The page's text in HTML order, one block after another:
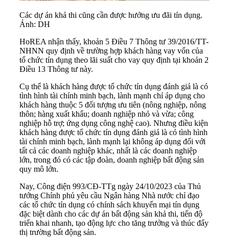
Các dự án khả thi cũng cần được hưởng ưu đãi tín dụng.
Ảnh: DH
HoREA nhận thấy, khoản 5 Điều 7 Thông tư 39/2016/TT-
NHNN quy định về trường hợp khách hàng vay vốn của
tổ chức tín dụng theo lãi suất cho vay quy định tại khoản 2
Điều 13 Thông tư này.
Cụ thể là khách hàng được tổ chức tín dụng đánh giá là có
tình hình tài chính minh bạch, lành mạnh chỉ áp dụng cho
khách hàng thuộc 5 đối tượng ưu tiên (nông nghiệp, nông
thôn; hàng xuất khẩu; doanh nghiệp nhỏ và vừa; công
nghiệp hỗ trợ; ứng dụng công nghệ cao). Nhưng điều kiện
khách hàng được tổ chức tín dụng đánh giá là có tình hình
tài chính minh bạch, lành mạnh lại không áp dụng đối với
tất cả các doanh nghiệp khác, nhất là các doanh nghiệp
lớn, trong đó có các tập đoàn, doanh nghiệp bất động sản
quy mô lớn.
Nay, Công điện 993/CĐ-TTg ngày 24/10/2023 của Thủ
tướng Chính phủ yêu cầu Ngân hàng Nhà nước chỉ đạo
các tổ chức tín dụng có chính sách khuyến mại tín dụng
đặc biệt dành cho các dự án bất động sản khả thi, tiến độ
triển khai nhanh, tạo động lực cho tăng trưởng và thúc đẩy
thị trường bất động sản.